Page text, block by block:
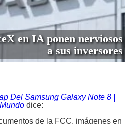
en IA ponen nerviosos
a sus inversores
Del Samsung Galaxy Note 8 |
dice:
de la FCC, imágenes en